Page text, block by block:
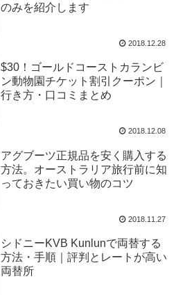
のみを紹介します
2018.12.28
$30！ゴールドコーストカランビ
ン動物園チケット割引クーポン｜
行き方・口コミまとめ
2018.12.08
アグブーツ正規品を安く購入する
方法。オーストラリア旅行前に知
っておきたい買い物のコツ
2018.11.27
シドニーKVB Kunlunで両替する
方法・手順｜評判とレートが高い
両替所